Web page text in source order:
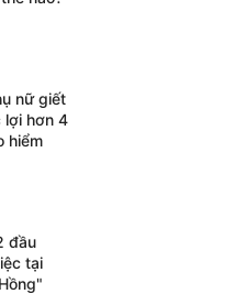
nữ giết
lợi hơn 4
hiểm
đầu
tại